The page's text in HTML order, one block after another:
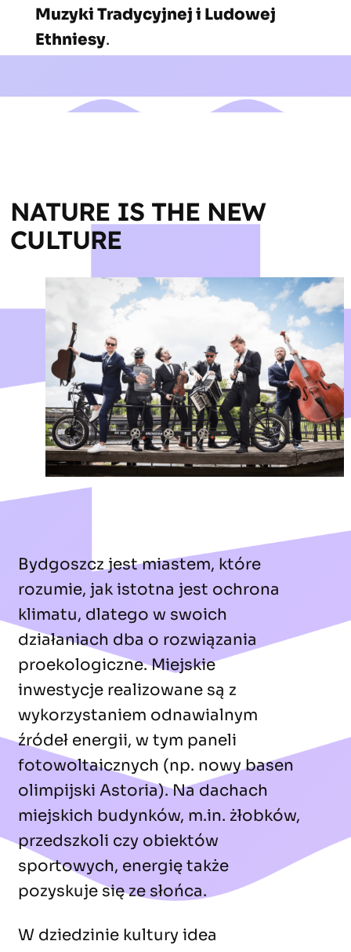
Muzyki Tradycyjnej i Ludowej
Ethniesy.
NATURE IS THE NEW
CULTURE
Bydgoszcz jest miastem, które
rozumie, jak istotna jest ochrona
klimatu, dlatego w swoich
działaniach dba o rozwiązania
proekologiczne. Miejskie
inwestycje realizowane są z
wykorzystaniem odnawialnym
źródeł energii, w tym paneli
fotowoltaicznych (np. nowy basen
olimpijski Astoria). Na dachach
miejskich budynków, m.in. żłobków,
przedszkoli czy obiektów
sportowych, energię także
pozyskuje się ze słońca.
W dziedzinie kultury idea